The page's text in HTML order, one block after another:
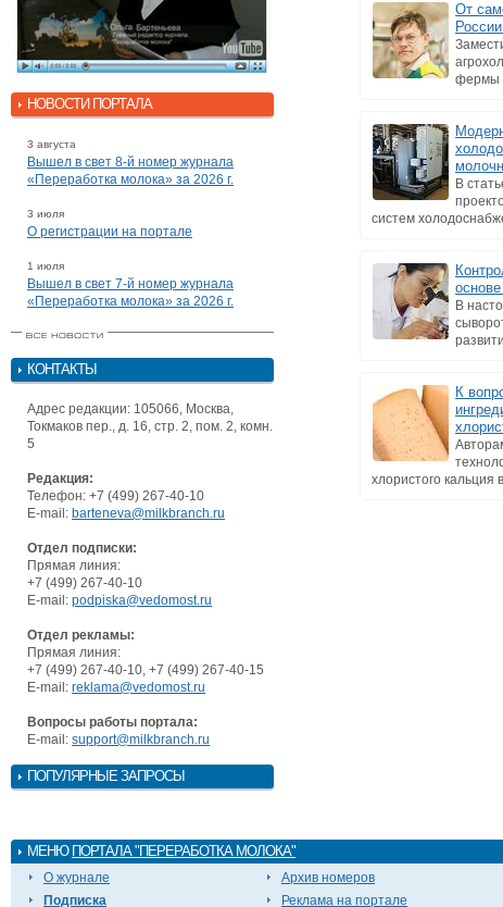
НОВОСТИ ПОРТАЛА
3 августа
Вышел в свет 8-й номер журнала
«Переработка молока» за 2026 г.
3 июля
О регистрации на портале
1 июля
Вышел в свет 7-й номер журнала
«Переработка молока» за 2026 г.
КОНТАКТЫ
Адрес редакции: 105066, Москва,
Токмаков пер., д. 16, стр. 2, пом. 2, комн.
5
Редакция:
Телефон: +7 (499) 267-40-10
E-mail: barteneva@milkbranch.ru
Отдел подписки:
Прямая линия:
+7 (499) 267-40-10
E-mail: podpiska@vedomost.ru
Отдел рекламы:
Прямая линия:
+7 (499) 267-40-10, +7 (499) 267-40-15
E-mail: reklama@vedomost.ru
Вопросы работы портала:
E-mail: support@milkbranch.ru
ПОПУЛЯРНЫЕ ЗАПРОСЫ
От
фермы
В
систем
В
К
хлористого кальция
МЕНЮ ПОРТАЛА "ПЕРЕРАБОТКА МОЛОКА"
О журнале
Подписка
Архив номеров
Реклама на портале